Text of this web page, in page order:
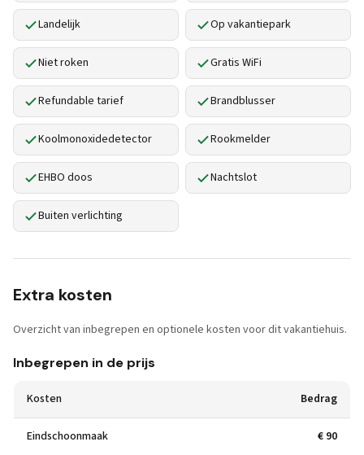
Landelijk Op vakantiepark
Niet roken Gratis WiFi
Refundable tarief Brandblusser
Koolmonoxidedetector Rookmelder
EHBO doos Nachtslot
Buiten verlichting
Extra kosten
Overzicht van inbegrepen en optionele kosten voor dit vakantiehuis.
Inbegrepen in de prijs
Kosten Bedrag
Eindschoonmaak € 90